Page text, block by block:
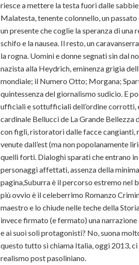
riesce a mettere la testa fuori dalle
Malatesta, tenente colonnello, un
un presente che coglie la speranza di una
schifo e la nausea. Il resto, un
la rogna. Uomini e donne segnati sin dal
nazista alla Heydrich, eminenza grigia
mondiale; il Numero Otto; Morgana;
quintessenza del giornalismo sudicio. E
ufficiali e sottufficiali dell’ordine corrotti,
cardinale Bellucci de La Grande
con figli, ristoratori dalle facce
venute dall’est (ma non popolanamente
quelli forti. Dialoghi sparati che entrano
personaggi affettati, assenza della
pagina,Suburra è il percorso estremo nel
più ovvio è il celeberrimo Romanzo
maestro e lo chiude nelle teche della
invece firmato (e fermato) una
e ai suoi soli protagonisti? No, suona
questo tutto si chiama Italia, oggi 2013,
realismo post pasoliniano.